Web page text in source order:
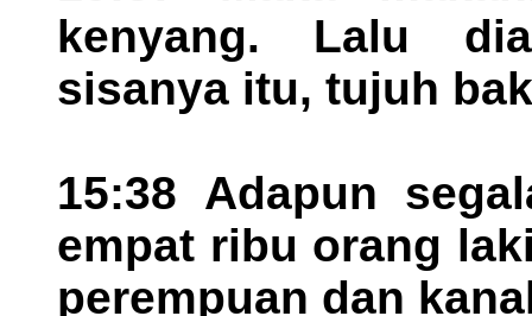
kenyang. Lalu
sisanya itu, tujuh
15:38 Adapun
empat ribu orang
perempuan dan